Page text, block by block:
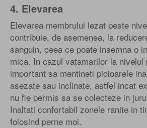
4. Elevarea
Elevarea membrului lezat peste
contribuie, de asemenea, la
sanguin, ceea ce poate insemna o
mica. In cazul vatamarilor la nivelul
important sa mentineti picioarele
asezate sau inclinate, astfel incat
nu fie permis sa se colecteze in
Inaltati confortabil zonele ranite in
folosind perne moi.